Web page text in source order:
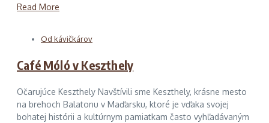
Read More
Od kávičkárov
Café Móló v Keszthely
Očarujúce Keszthely Navštívili sme Keszthely, krásne mesto
na brehoch Balatonu v Maďarsku, ktoré je vďaka svojej
bohatej histórii a kultúrnym pamiatkam často vyhľadávaným